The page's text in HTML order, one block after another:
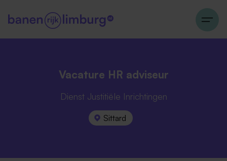
Vacature HR adviseur
Dienst Justitiële Inrichtingen
Sittard